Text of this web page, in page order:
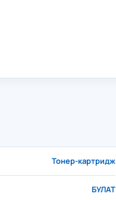
Тонер-картридж
БУЛАТ